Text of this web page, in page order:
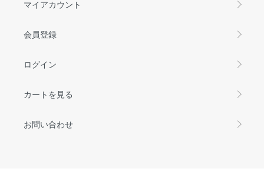
マイアカウント
会員登録
ログイン
カートを見る
お問い合わせ